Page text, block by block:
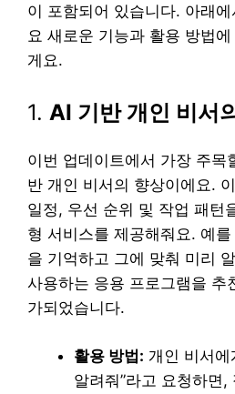
이 포함되어 있습니다. 아래
요 새로운 기능과 활용 방법
게요.
1. AI 기반 개인 비서
이번 업데이트에서 가장 주목
반 개인 비서의 향상이에요.
일정, 우선 순위 및 작업 패턴
형 서비스를 제공해줘요. 예
을 기억하고 그에 맞춰 미리
사용하는 응용 프로그램을 추
가되었습니다.
활용 방법: 개인 비서에
알려줘”라고 요청하면